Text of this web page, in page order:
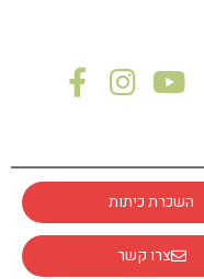
השכרת כיתות
צרו קשר